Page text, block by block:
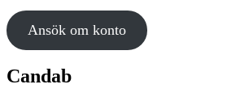
på
produktsidan
Ansök om konto
Candab